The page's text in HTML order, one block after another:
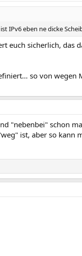
IPv6 eben ne dicke
euch sicherlich, das
so von wegen
"nebenbei" schon
ist, aber so kann